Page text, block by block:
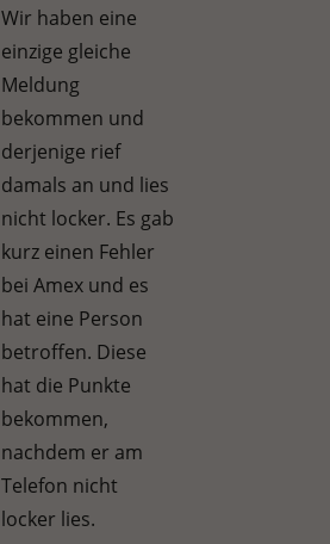
Wir haben eine
einzige gleiche
Meldung
bekommen und
derjenige rief
damals an und lies
nicht locker. Es gab
kurz einen Fehler
bei Amex und es
hat eine Person
betroffen. Diese
hat die Punkte
bekommen,
nachdem er am
Telefon nicht
locker lies.